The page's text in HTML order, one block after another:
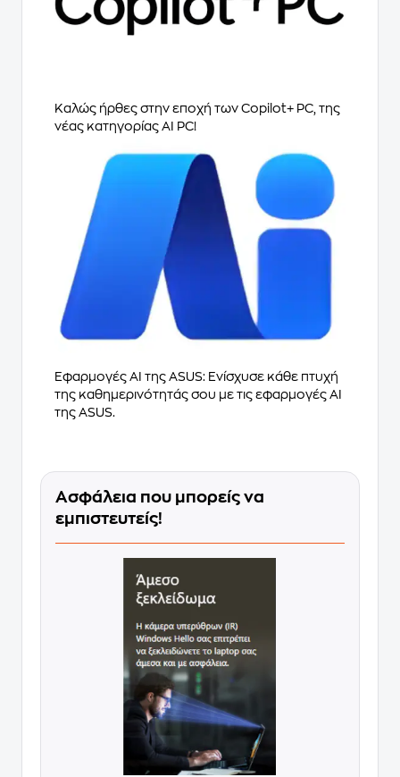
Καλώς ήρθες στην εποχή των Copilot+ PC, της
νέας κατηγορίας AI PC!
Εφαρμογές AI της ASUS: Ενίσχυσε κάθε πτυχή
της καθημερινότητάς σου με τις εφαρμογές AI
της ASUS.
Ασφάλεια που μπορείς να
εμπιστευτείς!